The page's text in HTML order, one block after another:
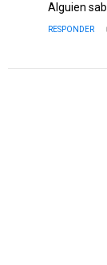
Alguien
RESPONDER